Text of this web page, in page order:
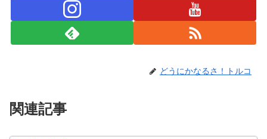
どうにかなるさ！トルコ
関連記事